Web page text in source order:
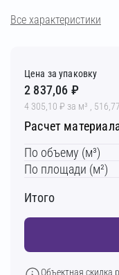
Все характеристики
Цена за упаковку
2 837,06 ₽
4 305,10 ₽ за м³ ,
Расчет
По объему (м³)
По площади (м²)
Итого
Объектная скидка